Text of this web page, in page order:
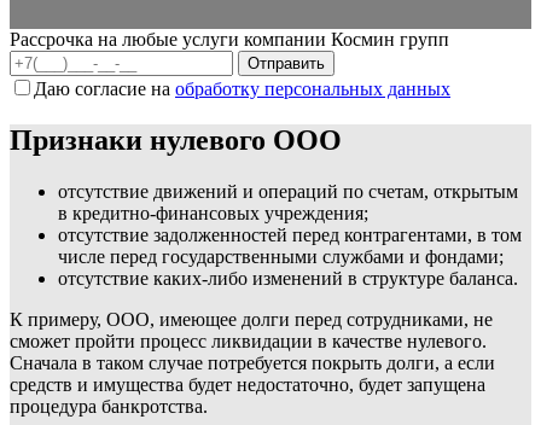
Рассрочка на любые услуги компании Космин групп
Даю согласие на обработку персональных данных
Признаки нулевого ООО
отсутствие движений и операций по счетам, открытым
в кредитно-финансовых учреждения;
отсутствие задолженностей перед контрагентами, в том
числе перед государственными службами и фондами;
отсутствие каких-либо изменений в структуре баланса.
К примеру, ООО, имеющее долги перед сотрудниками, не
сможет пройти процесс ликвидации в качестве нулевого.
Сначала в таком случае потребуется покрыть долги, а если
средств и имущества будет недостаточно, будет запущена
процедура банкротства.